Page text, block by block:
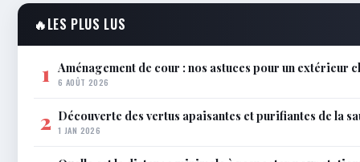
🔥LES PLUS LUS
1 Aménagement de cour : nos astuces pour un extérieur
6 AOÛT 2026
2 Découverte des vertus apaisantes et purifiantes de la
1 JAN 2026